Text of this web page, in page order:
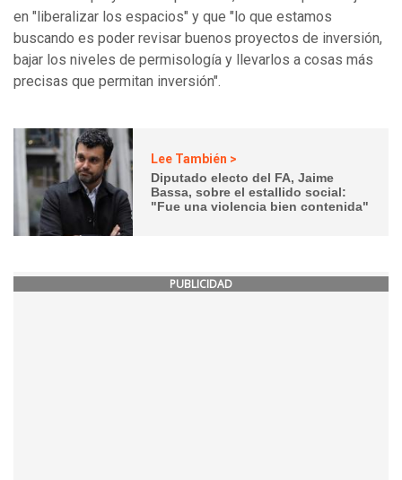
en "liberalizar los espacios" y que "lo que estamos
buscando es poder revisar buenos proyectos de inversión,
bajar los niveles de permisología y llevarlos a cosas más
precisas que permitan inversión".
Lee También >
Diputado electo del FA, Jaime
Bassa, sobre el estallido social:
"Fue una violencia bien contenida"
PUBLICIDAD